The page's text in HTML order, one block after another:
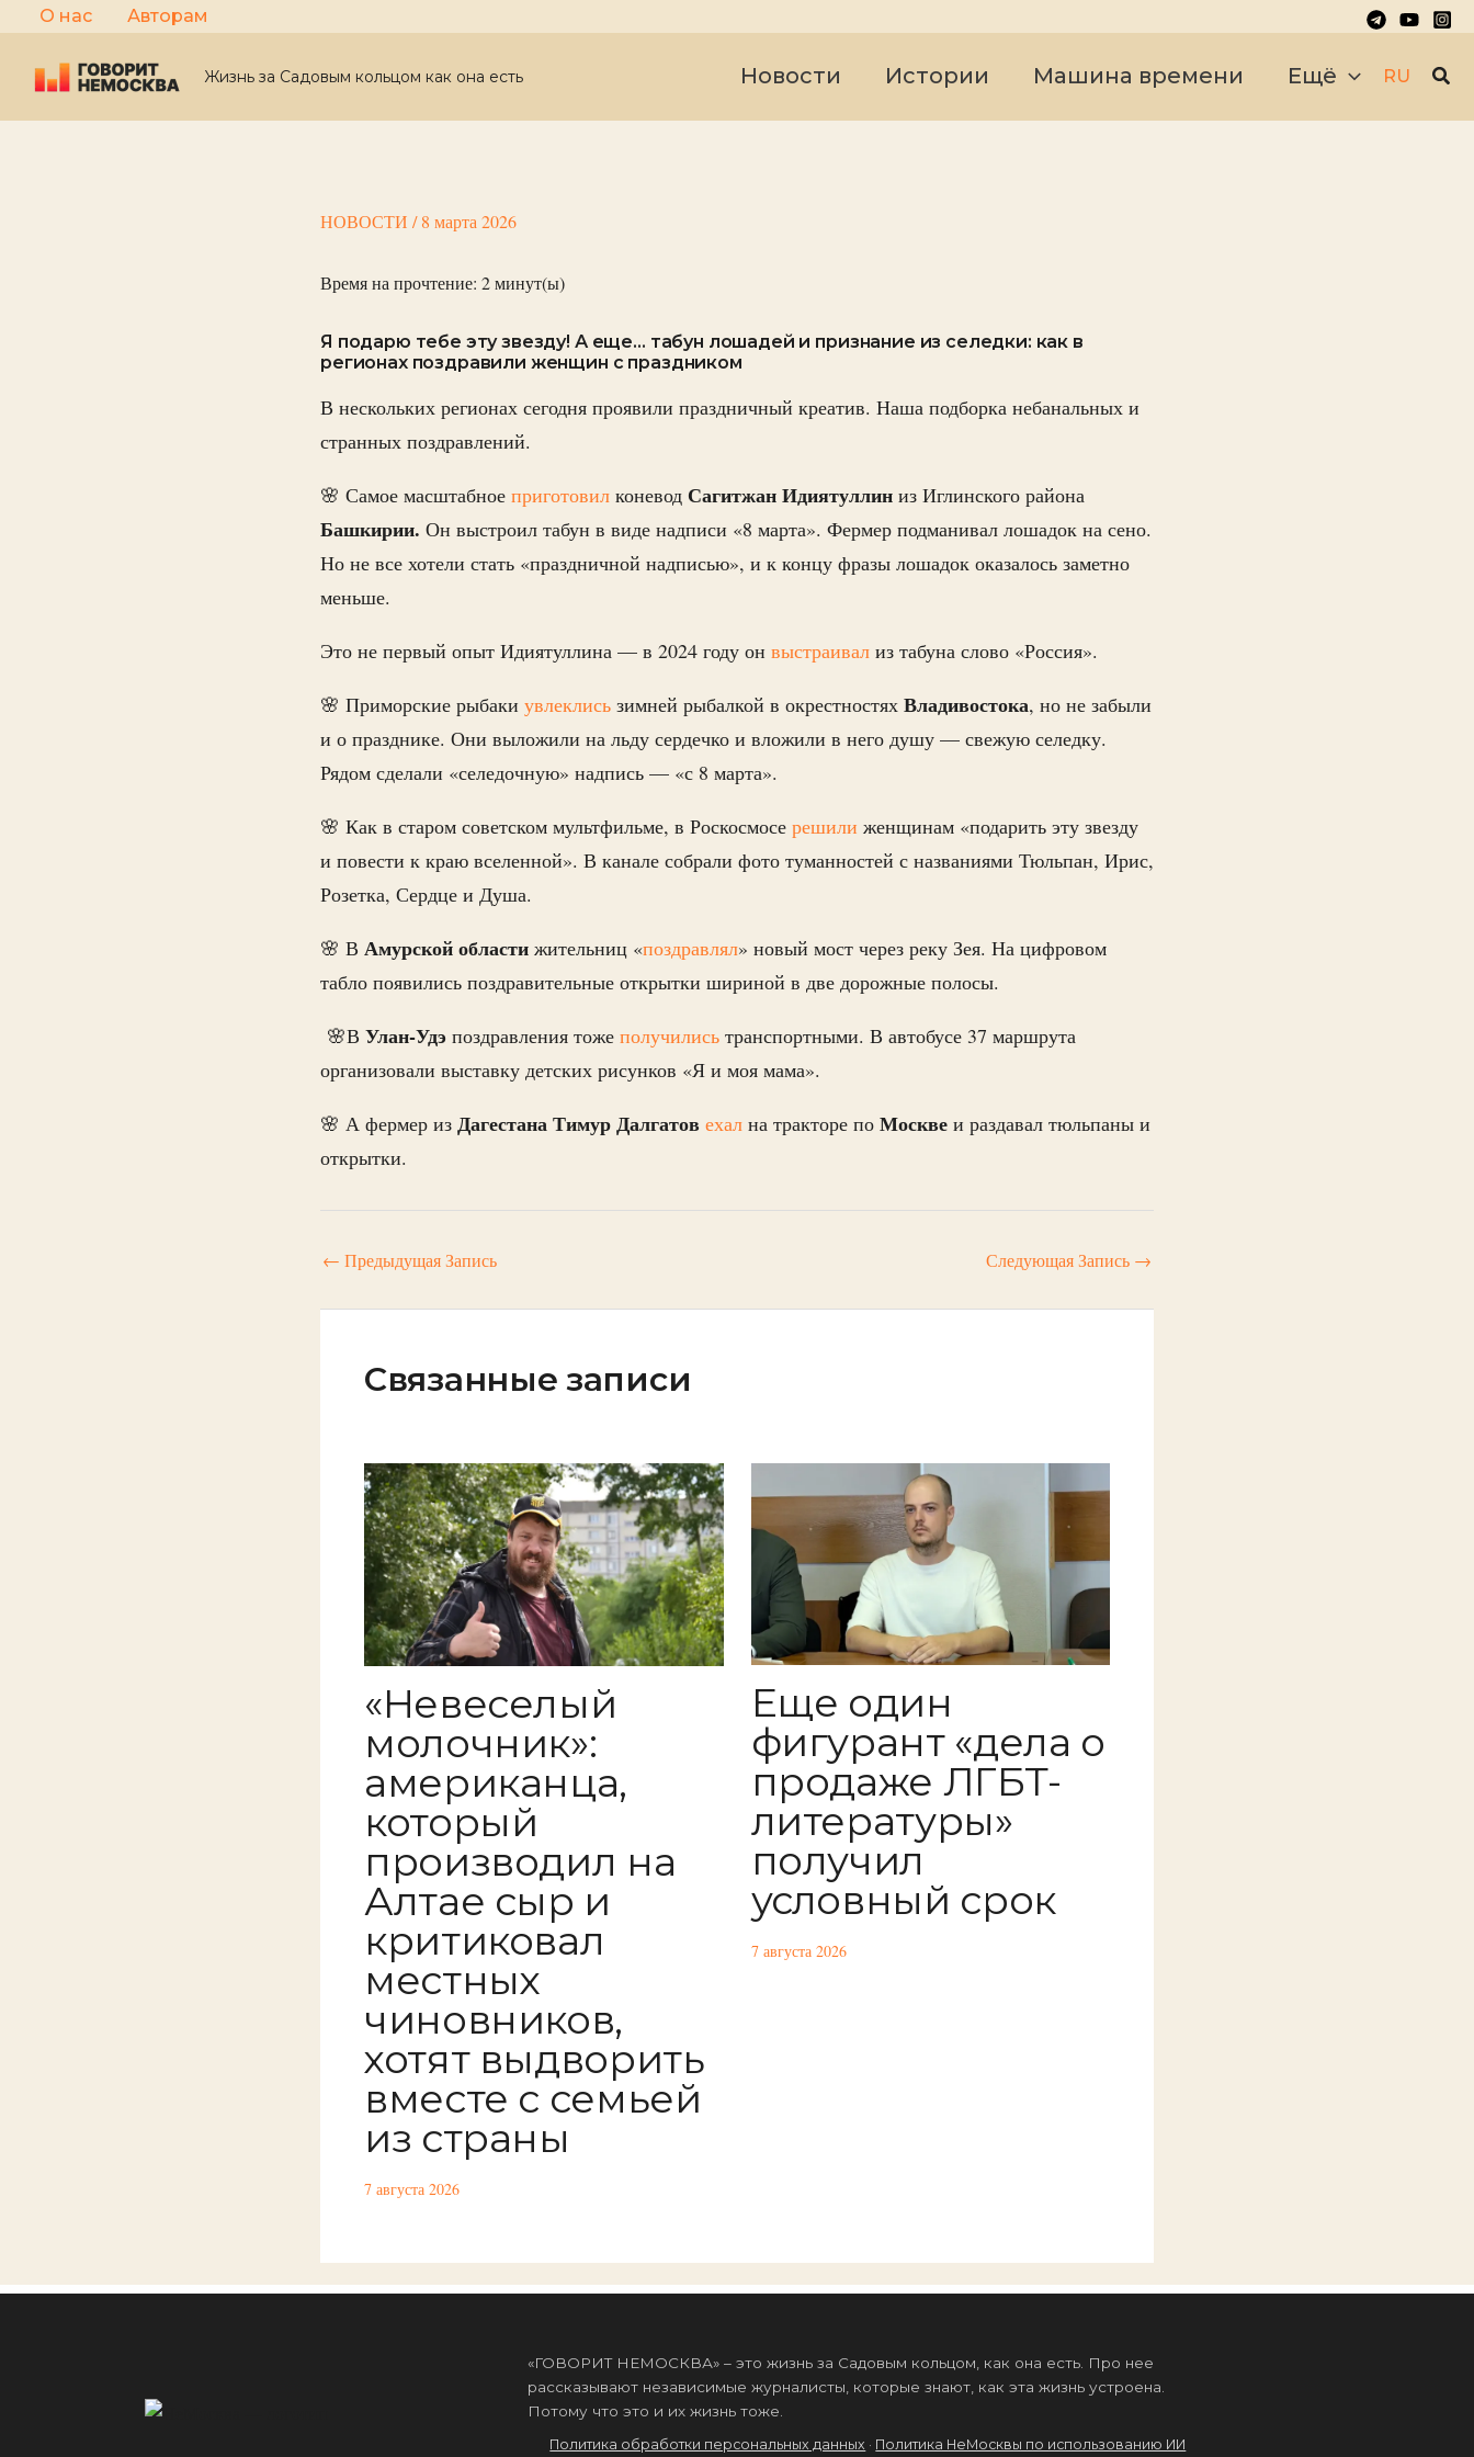
Перейти
к
содержимому
О нас Авторам
Жизнь за Садовым кольцом как она есть Новости Истории Машина времени Ещё RU
НОВОСТИ /8 марта 2026
Время на прочтение: 2минут(ы)
Я подарю тебе эту звезду! А еще… табун лошадей и признание из селедки: как в
регионах поздравили женщин с праздником
В нескольких регионах сегодня проявили праздничный креатив. Наша подборка небанальных и
странных поздравлений.
🌸 Самое масштабное приготовил коневод Сагитжан Идиятуллин из Иглинского района
Башкирии. Он выстроил табун в виде надписи «8 марта». Фермер подманивал лошадок на сено.
Но не все хотели стать «праздничной надписью», и к концу фразы лошадок оказалось заметно
меньше.
Это не первый опыт Идиятуллина — в 2024 году он выстраивал из табуна слово «Россия».
🌸 Приморские рыбаки увлеклись зимней рыбалкой в окрестностях Владивостока, но не забыли
и о празднике. Они выложили на льду сердечко и вложили в него душу — свежую селедку.
Рядом сделали «селедочную» надпись — «с 8 марта».
🌸 Как в старом советском мультфильме, в Роскосмосе решили женщинам «подарить эту звезду
и повести к краю вселенной». В канале собрали фото туманностей с названиями Тюльпан, Ирис,
Розетка, Сердце и Душа.
🌸 В Амурской области жительниц «поздравлял» новый мост через реку Зея. На цифровом
табло появились поздравительные открытки шириной в две дорожные полосы.
🌸В Улан-Удэ поздравления тоже получились транспортными. В автобусе 37 маршрута
организовали выставку детских рисунков «Я и моя мама».
🌸 А фермер из ДагестанаТимур Далгатов ехал на тракторе по Москве и раздавал тюльпаны и
открытки.
← Предыдущая Запись Следующая Запись →
Связанные записи
«Невеселый
молочник»:
американца,
который
производил на
Алтае сыр и
критиковал
местных
чиновников,
хотят выдворить
вместе с семьей
из страны
7 августа 2026
Еще один
фигурант «дела о
продаже ЛГБТ-
литературы»
получил
условный срок
7 августа 2026
«ГОВОРИТ НЕМОСКВА» – это жизнь за Садовым кольцом, как она есть. Про нее
рассказывают независимые журналисты, которые знают, как эта жизнь устроена.
Потому что это и их жизнь тоже.
Политика обработки персональных данных · Политика НеМосквы по использованию ИИ